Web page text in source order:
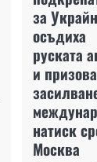
за
осъдиха
руската
и
натиск
Москва